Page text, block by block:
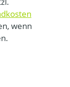
wenn